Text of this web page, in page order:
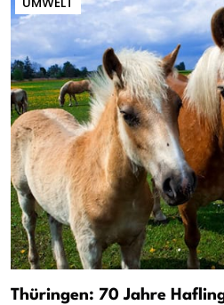
Thüringen: 70 Jahre